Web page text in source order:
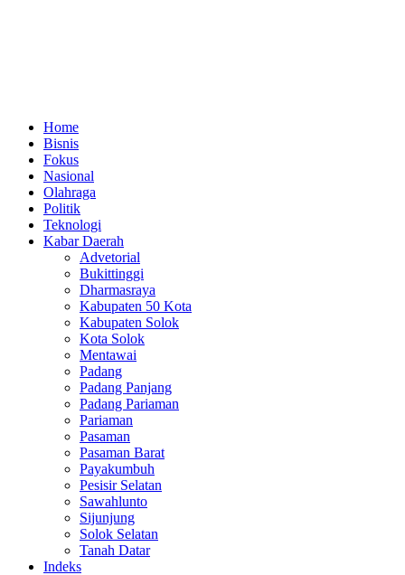
Home
Bisnis
Fokus
Nasional
Olahraga
Politik
Teknologi
Kabar Daerah
Advetorial
Bukittinggi
Dharmasraya
Kabupaten 50 Kota
Kabupaten Solok
Kota Solok
Mentawai
Padang
Padang Panjang
Padang Pariaman
Pariaman
Pasaman
Pasaman Barat
Payakumbuh
Pesisir Selatan
Sawahlunto
Sijunjung
Solok Selatan
Tanah Datar
Indeks